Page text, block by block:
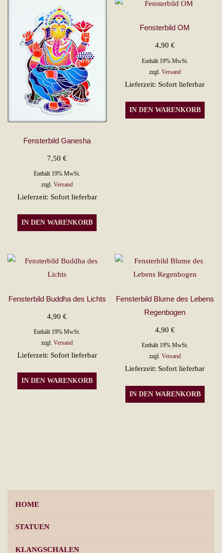
Fensterbild Ganesha
7,50€
Enthält 19% MwSt.
zzgl.Versand
Lieferzeit: Sofort lieferbar
IN DEN WARENKORB
Fensterbild OM
4,90 €
Enthält 19% MwSt.
zzgl. Versand
Lieferzeit: Sofort lieferbar
IN DEN WARENKORB
Fensterbild Buddha des Lichts
4,90€
Enthält 19% MwSt.
zzgl.Versand
Lieferzeit: Sofort lieferbar
IN DEN WARENKORB
Fensterbild Blume des Lebens
Regenbogen
4,90 €
Enthält 19% MwSt.
zzgl. Versand
Lieferzeit: Sofort lieferbar
IN DEN WARENKORB
HOME
STATUEN
KLANGSCHALEN